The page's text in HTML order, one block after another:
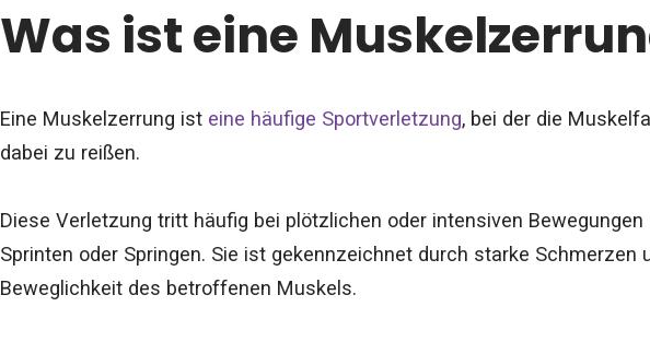
Was ist eine
Eine Muskelzerrung ist eine häufige Sportverletzung, bei der die
dabei zu reißen.
Diese Verletzung tritt häufig bei plötzlichen oder intensiven
Sprinten oder Springen. Sie ist gekennzeichnet durch starke Schmerzen
Beweglichkeit des betroffenen Muskels.